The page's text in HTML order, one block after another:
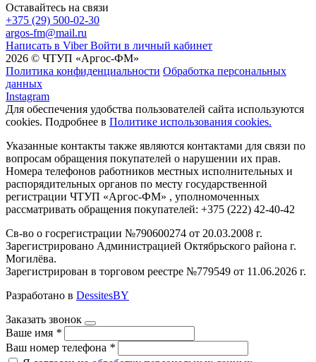
Оставайтесь на связи
+375 (29) 500-02-30
argos-fm@mail.ru
Написать в Viber Войти в личный кабинет
2026 © ЧТУП «Аргос-ФМ»
Политика конфиденциальности Обработка персональных
данных
Instagram
Для обеспечения удобства пользователей сайта используются
cookies. Подробнее в Политике использования cookies.
Указанные контакты также являются контактами для связи по
вопросам обращения покупателей о нарушении их прав.
Номера телефонов работников местных исполнительных и
распорядительных органов по месту государственной
регистрации ЧТУП «Аргос-ФМ» , уполномоченных
рассматривать обращения покупателей: +375 (222) 42-40-42
Св-во о госрегистрации №790600274 от 20.03.2008 г.
Зарегистрировано Администрацией Октябрьского района г.
Могилёва.
Зарегистрирован в торговом реестре №779549 от 11.06.2026 г.
Разработано в DessitesBY
Заказать звонок
Ваше имя *
Ваш номер телефона *